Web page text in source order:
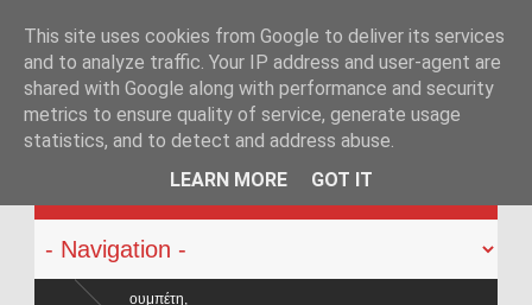
KATEHACKER
This site uses cookies from Google to deliver its services
and to analyze traffic. Your IP address and user-agent are
shared with Google along with performance and security
metrics to ensure quality of service, generate usage
statistics, and to detect and address abuse.
LEARN MORE
GOT IT